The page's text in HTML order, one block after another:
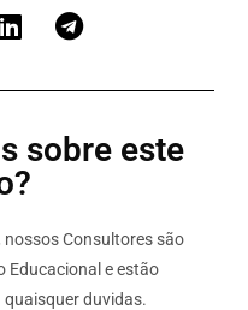
sobre este
nossos Consultores são
Educacional e estão
duvidas.